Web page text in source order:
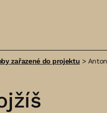
zařazené do projektu >